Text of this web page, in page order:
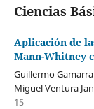
Ciencias
Aplicación de
Mann-Whitney
Guillermo
Miguel Ventura
15